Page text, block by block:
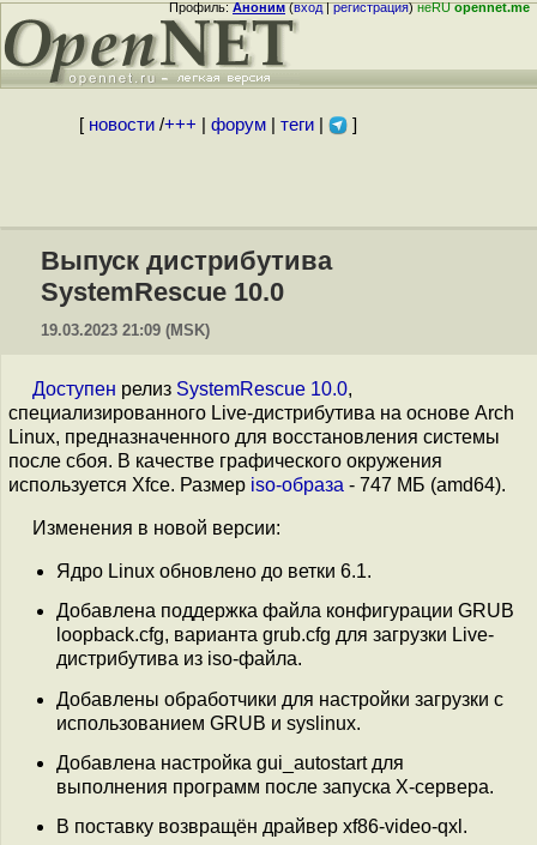
Профиль:Аноним(вход|регистрация)неRUopennet.me
[ новости/+++ форум| теги| ]
Выпуск дистрибутива
SystemRescue 10.0
19.03.2023 21:09 (MSK)
Доступен релиз SystemRescue 10.0,
специализированного Live-дистрибутива на основе Arch
Linux, предназначенного для восстановления системы
после сбоя. В качестве графического окружения
используется Xfce. Размер iso-образа - 747 МБ (amd64).
Изменения в новой версии:
Ядро Linux обновлено до ветки 6.1.
Добавлена поддержка файла конфигурации GRUB
loopback.cfg, варианта grub.cfg для загрузки Live-
дистрибутива из iso-файла.
Добавлены обработчики для настройки загрузки с
использованием GRUB и syslinux.
Добавлена настройка gui_autostart для
выполнения программ после запуска X-сервера.
В поставку возвращён драйвер xf86-video-qxl.